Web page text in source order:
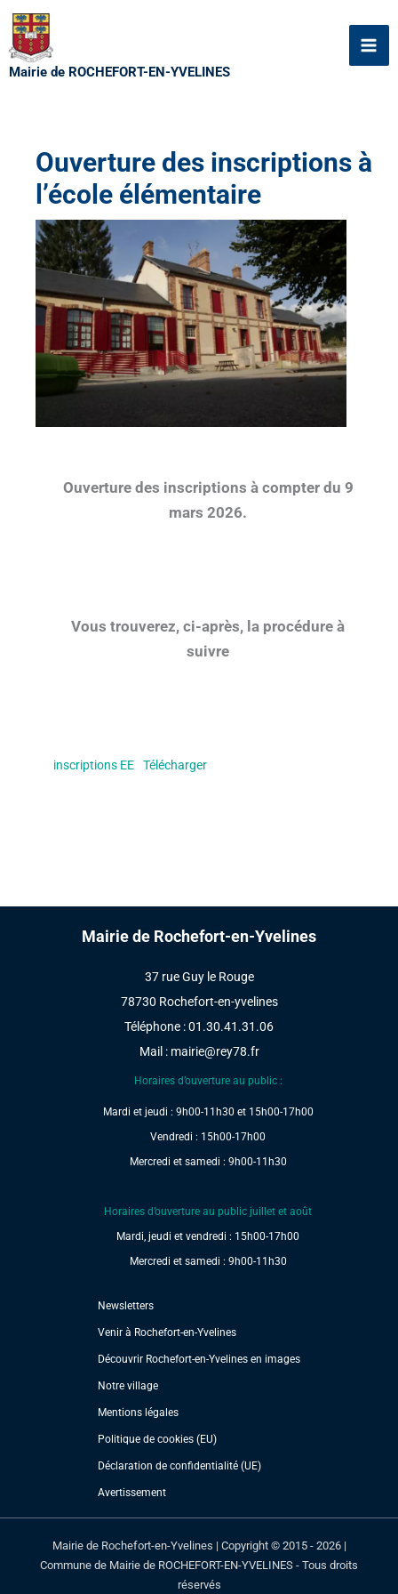
Aller
au
contenu
Mairie de ROCHEFORT-EN-YVELINES
Ouverture des inscriptions à
l’école élémentaire
Ouverture des inscriptions à compter du 9
mars 2026.
Vous trouverez, ci-après, la procédure à
suivre
inscriptions EE Télécharger
Mairie de Rochefort-en-Yvelines
37 rue Guy le Rouge
78730 Rochefort-en-yvelines
Téléphone : 01.30.41.31.06
Mail : mairie@rey78.fr
Horaires d’ouverture au public :
Mardi et jeudi : 9h00-11h30 et 15h00-17h00
Vendredi : 15h00-17h00
Mercredi et samedi : 9h00-11h30
Horaires d’ouverture au public juillet et août
Mardi, jeudi et vendredi : 15h00-17h00
Mercredi et samedi : 9h00-11h30
Newsletters
Venir à Rochefort-en-Yvelines
Découvrir Rochefort-en-Yvelines en images
Notre village
Mentions légales
Politique de cookies (EU)
Déclaration de confidentialité (UE)
Avertissement
Mairie de Rochefort-en-Yvelines | Copyright © 2015 - 2026 |
Commune de Mairie de ROCHEFORT-EN-YVELINES - Tous droits
réservés